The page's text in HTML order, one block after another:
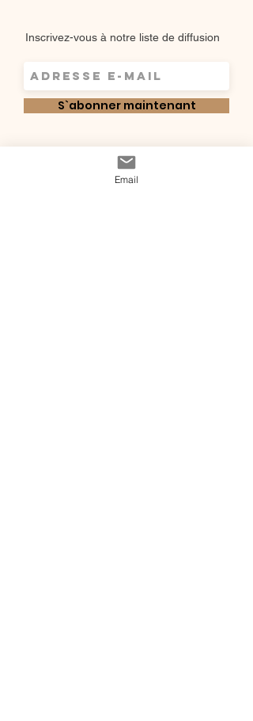
Inscrivez-vous à notre liste de diffusion
S`abonner maintenant
Shop
Email